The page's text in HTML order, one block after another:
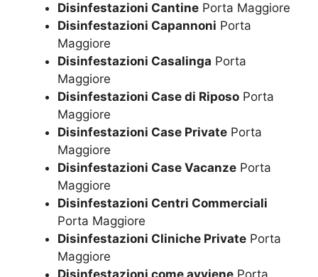
Disinfestazioni Cantine Porta Maggiore
Disinfestazioni Capannoni Porta
Maggiore
Disinfestazioni Casalinga Porta
Maggiore
Disinfestazioni Case di Riposo Porta
Maggiore
Disinfestazioni Case Private Porta
Maggiore
Disinfestazioni Case Vacanze Porta
Maggiore
Disinfestazioni Centri Commerciali
Porta Maggiore
Disinfestazioni Cliniche Private Porta
Maggiore